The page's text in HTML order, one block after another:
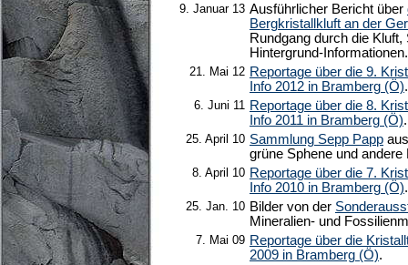
9. Januar 13 Ausführlicher Bericht über
Bergkristallkluft an der
Rundgang durch die Kluft,
Hintergrund-Informationen.
21. Mai 12 Reportage über die 9.
Info 2012 in Bramberg (Ö).
6. Juni 11
Reportage über die 8.
Info 2011 in Bramberg (Ö).
25. April 10 Sammlung Sepp Papp
grüne Sphene und andere
8. April 10 Reportage über die 7.
Info 2010 in Bramberg (Ö).
25. Jan. 10 Bilder von der
Mineralien- und
7. Mai 09 Reportage über die
2009 in Bramberg (Ö).